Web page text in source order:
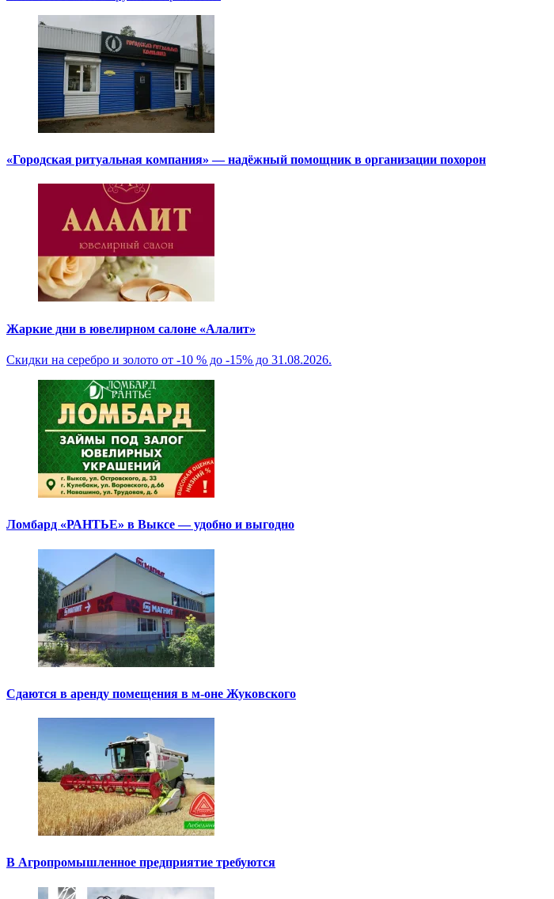
«Городская ритуальная компания» — надёжный помощник в организации похорон
Жаркие дни в ювелирном салоне «Алалит»
Скидки на серебро и золото от -10 % до -15% до 31.08.2026.
Ломбард «РАНТЬЕ» в Выксе — удобно и выгодно
Сдаются в аренду помещения в м-оне Жуковского
В Агропромышленное предприятие требуются